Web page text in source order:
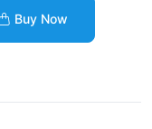
Buy Now